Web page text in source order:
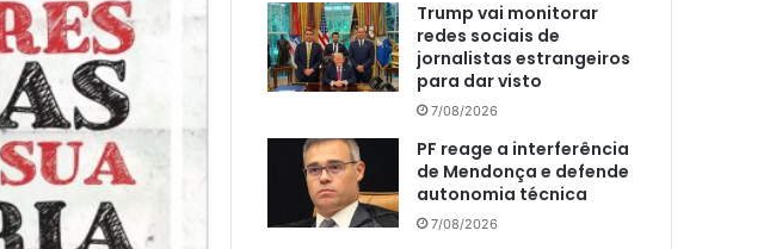
Trump vai monitorar
redes sociais de
jornalistas estrangeiros
para dar visto
7/08/2026
PF reage a interferência
de Mendonça e defende
autonomia técnica
7/08/2026